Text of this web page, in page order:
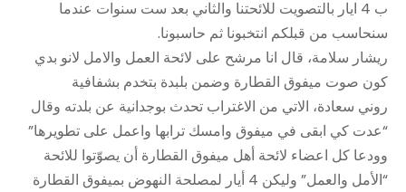
ب 4 ايار بالتصويت للائحتنا والثاني بعد ست سنوات عندما
سنحاسب من قبلكم انتخبونا ثم حاسبونا.
ريشار سلامة، قال انا مرشح على لائحة العمل والامل لانو بدي
كون صوت ميفوق القطارة وضمن بلبدة بتخدم بشفافية
روني سعادة، الاتي من الاغتراب تحدث بوجدانية عن بلدته وقال
“عدت كي ابقى في ميفوق وامسك ترابها واعمل على تطويرها”
وودعا كل اعضاء لائحة أهل ميفوق القطارة أن يصوّتوا للائحة
“الأمل والعمل” وليكن 4 أيار لمصلحة النهوض بميفوق القطارة